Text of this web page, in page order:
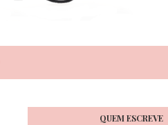
QUEM ESCREVE